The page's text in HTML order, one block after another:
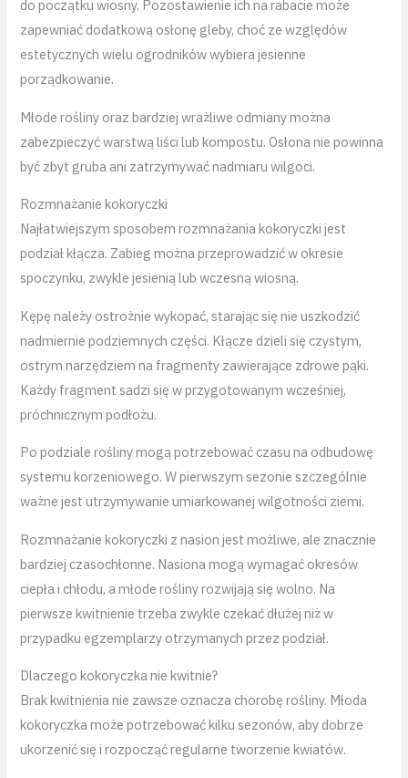
do początku wiosny. Pozostawienie ich na rabacie może
zapewniać dodatkową osłonę gleby, choć ze względów
estetycznych wielu ogrodników wybiera jesienne
porządkowanie.
Młode rośliny oraz bardziej wrażliwe odmiany można
zabezpieczyć warstwą liści lub kompostu. Osłona nie powinna
być zbyt gruba ani zatrzymywać nadmiaru wilgoci.
Rozmnażanie kokoryczki
Najłatwiejszym sposobem rozmnażania kokoryczki jest
podział kłącza. Zabieg można przeprowadzić w okresie
spoczynku, zwykle jesienią lub wczesną wiosną.
Kępę należy ostrożnie wykopać, starając się nie uszkodzić
nadmiernie podziemnych części. Kłącze dzieli się czystym,
ostrym narzędziem na fragmenty zawierające zdrowe pąki.
Każdy fragment sadzi się w przygotowanym wcześniej,
próchnicznym podłożu.
Po podziale rośliny mogą potrzebować czasu na odbudowę
systemu korzeniowego. W pierwszym sezonie szczególnie
ważne jest utrzymywanie umiarkowanej wilgotności ziemi.
Rozmnażanie kokoryczki z nasion jest możliwe, ale znacznie
bardziej czasochłonne. Nasiona mogą wymagać okresów
ciepła i chłodu, a młode rośliny rozwijają się wolno. Na
pierwsze kwitnienie trzeba zwykle czekać dłużej niż w
przypadku egzemplarzy otrzymanych przez podział.
Dlaczego kokoryczka nie kwitnie?
Brak kwitnienia nie zawsze oznacza chorobę rośliny. Młoda
kokoryczka może potrzebować kilku sezonów, aby dobrze
ukorzenić się i rozpocząć regularne tworzenie kwiatów.